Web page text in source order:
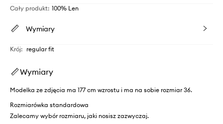
Cały produkt: 100% Len
Wymiary
Krój: regular fit
Wymiary
Modelka ze zdjęcia ma 177 cm wzrostu i ma na sobie rozmiar 36.
Rozmiarówka standardowa
Zalecamy wybór rozmiaru, jaki nosisz zazwyczaj.